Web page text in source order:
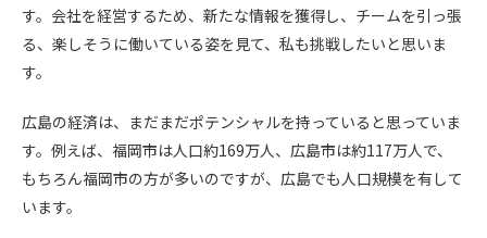
す。会社を経営するため、新たな情報を獲得し、チームを引っ張
る、楽しそうに働いている姿を見て、私も挑戦したいと思いま
す。
広島の経済は、まだまだポテンシャルを持っていると思っていま
す。例えば、福岡市は人口約169万人、広島市は約117万人で、
もちろん福岡市の方が多いのですが、広島でも人口規模を有して
います。